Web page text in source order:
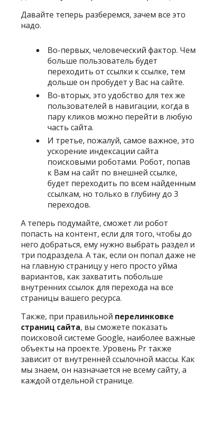
Давайте теперь разберемся, зачем все это
надо.
Во-первых, человеческий фактор. Чем
больше пользователь будет
переходить от ссылки к ссылке, тем
дольше он пробудет у Вас на сайте.
Во-вторых, это удобство для тех же
пользователей в навигации, когда в
пару кликов можно перейти в любую
часть сайта.
И третье, пожалуй, самое важное, это
ускорение индексации сайта
поисковыми роботами. Робот, попав
к Вам на сайт по внешней ссылке,
будет переходить по всем найденным
ссылкам, но только в глубину до 3
переходов.
А теперь подумайте, сможет ли робот
попасть на контент, если для того, чтобы до
него добраться, ему нужно выбрать раздел и
три подраздела. А так, если он попал даже не
на главную страницу у него просто уйма
вариантов, как захватить побольше
внутренних ссылок для перехода на все
страницы вашего ресурса.
Также, при правильной перелинковке
страниц сайта, вы сможете показать
поисковой системе Google, наиболее важные
объекты на проекте. Уровень Pr также
зависит от внутренней ссылочной массы. Как
мы знаем, он назначается не всему сайту, а
каждой отдельной странице.